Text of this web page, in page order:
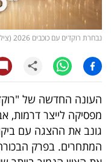
קריפטו
ויראלי
טלוויזיה
עסקי
ספורט
קריירה
נבחרת רוקדים עם כוכבים 2026 (צילום קשת 12)
מפסיקה לייצר דרמות,
גונב את ההצגה עם
המתחרים. בפרק